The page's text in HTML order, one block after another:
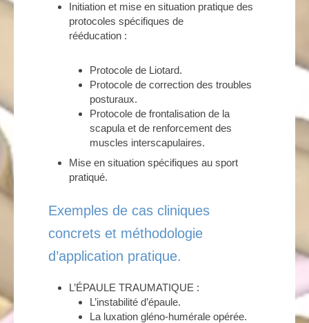
Initiation et mise en situation pratique des
protocoles spécifiques de
rééducation :
Protocole de Liotard.
Protocole de correction des troubles
posturaux.
Protocole de frontalisation de la
scapula et de renforcement des
muscles interscapulaires.
Mise en situation spécifiques au sport
pratiqué.
Exemples de cas cliniques
concrets et méthodologie
d’application pratique.
L’ÉPAULE TRAUMATIQUE :
L’instabilité d’épaule.
La luxation gléno-humérale opérée.